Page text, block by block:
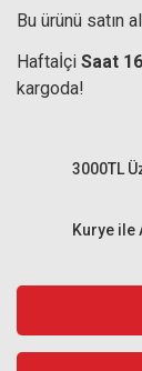
Bu ürünü satın
Haftaİçi Saat
kargoda!
Kurye ile
3000TL